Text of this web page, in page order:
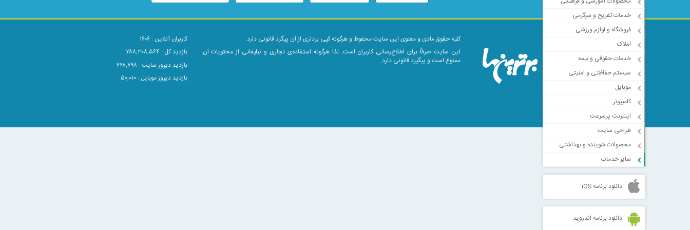
خدمات تفریح و سرگرمی
فروشگاه و لوازم ورزشی
املاک
خدمات حقوقی و بیمه
سیستم حفاظتی و امنیتی
موبایل
کامپیوتر
اینترنت پرسرعت
طراحی سایت
محصولات شوینده و بهداشتی
سایر خدمات
دانلود برنامه iOS
دانلود برنامه اندروید
🔵سابسیژن و مزونیدلینگ برای فرورفتگی های عمیق
حاصل از آکنه
🔵روشن سازی( بیکینی،زیربغل،زانو)
🔵خالبرداری با پلکسر و آر اف سرجری
کلیه حقوق مادی و معنوی این سایت محفوظ و هرگونه کپی برداری از آن پیگرد قانونی دارد.
این سایت صرفاً برای اطلاع‌رسانی کاربران است. لذا هرگونه استفاده‌ی تجاری و تبلیغاتی از محتویات آن
ممنوع است و پیگیرد قانونی دارد.
کاربران آنلاین : ۱۶۰۶
بازدید کل : ۷۸۸,۳۰۸,۵۶۴
بازدید دیروز سایت : ۲۲۸,۷۹۸
بازدید دیروز موبایل : ۵۰,۰۱۰